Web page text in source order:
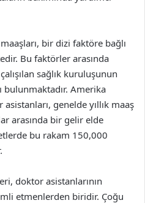
bir dizi faktöre bağlı
Bu faktörler arasında
sağlık kuruluşunun
bulunmaktadır. Amerika
genelde yıllık maaş
arasında bir gelir elde
bu rakam 150,000
doktor asistanlarının
etmenlerden biridir. Çoğu